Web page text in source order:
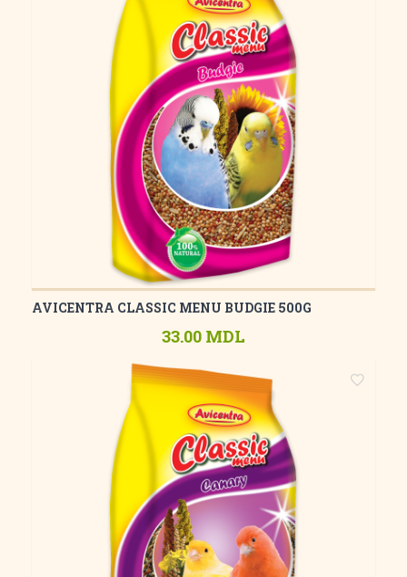
AVICENTRA CLASSIC MENU BUDGIE 500G
33.00 MDL